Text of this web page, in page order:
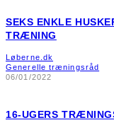
SEKS ENKLE
TRÆNING
Løberne.dk
Generelle træningsråd
06/01/2022
16-UGERS